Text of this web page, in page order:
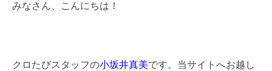
みなさん、こんにちは！
クロたびスタッフの小坂井真美です。当サイトへお越し